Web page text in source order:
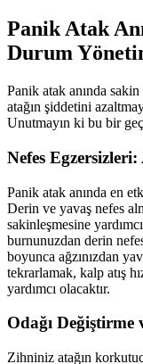
Panik Atak
Durum
Panik atak anında
atağın şiddetini
Unutmayın ki bu bir
Nefes
Panik atak anında en
Derin ve yavaş nefes
sakinleşmesine
burnunuzdan derin
boyunca ağzınızdan
tekrarlamak, kalp atış
yardımcı olacaktır.
Odağı
Zihniniz atağın